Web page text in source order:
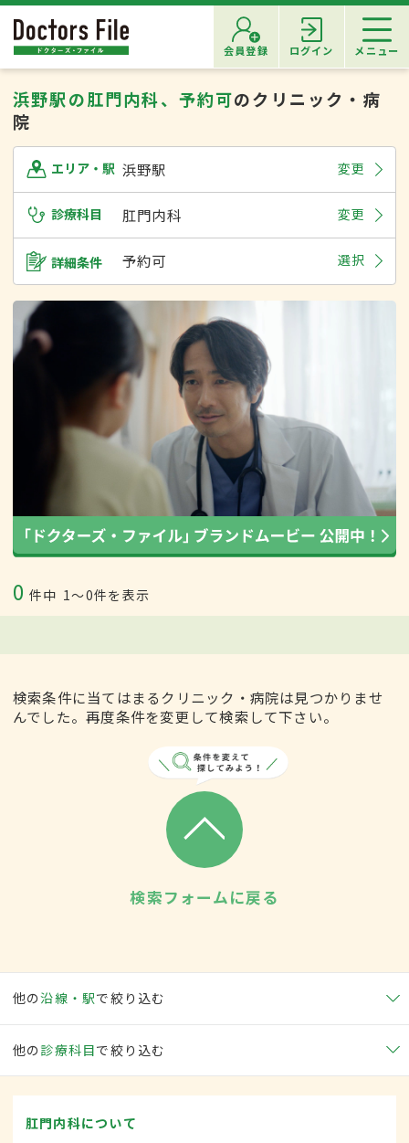
会員登録 ログイン メニュー
浜野駅の肛門内科、予約可のクリニック・病
院
エリア・駅 浜野駅 変更
診療科目 肛門内科 変更
詳細条件 予約可 選択
0 件中 1〜0件を表示
検索条件に当てはまるクリニック・病院は見つかりませ
んでした。再度条件を変更して検索して下さい。
検索フォームに戻る
他の沿線・駅で絞り込む
他の 診療科目で絞り込む
肛門内科について